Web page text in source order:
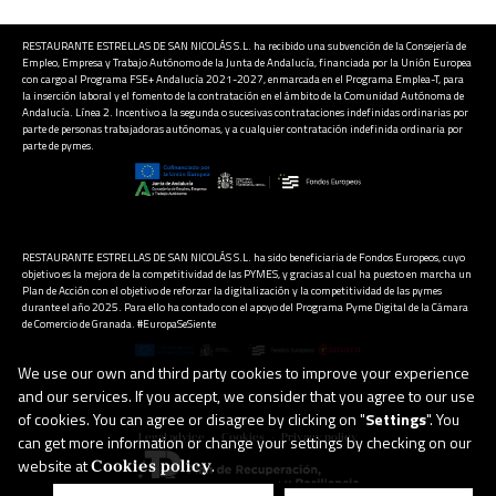
RESTAURANTE ESTRELLAS DE SAN NICOLÁS S.L. ha recibido una subvención de la Consejería de
Empleo, Empresa y Trabajo Autónomo de la Junta de Andalucía, financiada por la Unión Europea
con cargo al Programa FSE+ Andalucía 2021-2027, enmarcada en el Programa Emplea-T, para
la inserción laboral y el fomento de la contratación en el ámbito de la Comunidad Autónoma de
Andalucía. Línea 2. Incentivo a la segunda o sucesivas contrataciones indefinidas ordinarias por
parte de personas trabajadoras autónomas, y a cualquier contratación indefinida ordinaria por
parte de pymes.
RESTAURANTE ESTRELLAS DE SAN NICOLÁS S.L. ha sido beneficiaria de Fondos Europeos, cuyo
objetivo es la mejora de la competitividad de las PYMES, y gracias al cual ha puesto en marcha un
Plan de Acción con el objetivo de reforzar la digitalización y la competitividad de las pymes
durante el año 2025. Para ello ha contado con el apoyo del Programa Pyme Digital de la Cámara
de Comercio de Granada. #EuropaSeSiente
Legal advice · Cookies Privacy policy
We use our own and third party cookies to improve your experience
and our services. If you accept, we consider that you agree to our use
of cookies. You can agree or disagree by clicking on "Settings". You
can get more information or change your settings by checking on our
website atCookies policy.